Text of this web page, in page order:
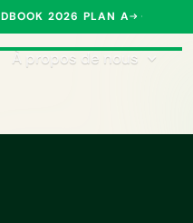
2026 PLAN A
À propos de nous